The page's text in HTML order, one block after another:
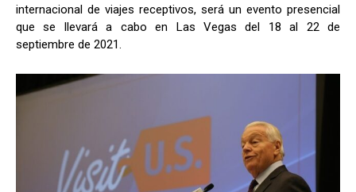
internacional de viajes receptivos, será un evento presencial
que se llevará a cabo en Las Vegas del 18 al 22 de
septiembre de 2021.